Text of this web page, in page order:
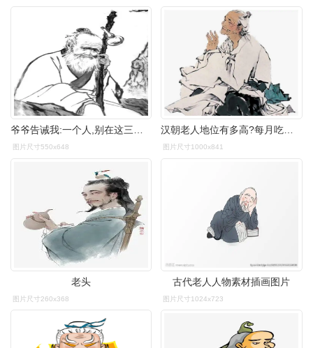
图片尺寸550x648 图片尺寸1000x841
老头
图片尺寸260x368
古代老人人物素材插画图片
图片尺寸1024x723